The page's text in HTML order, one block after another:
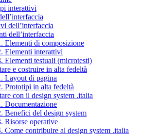
interattivi
dell’interfaccia
dell’interfaccia
Elementi di composizione
Elementi interattivi
Elementi testuali (microtesti)
e costruire in alta fedeltà
Layout di pagina
Prototipi in alta fedeltà
con il design system .italia
Documentazione
Benefici del design system
Risorse operative
Come contribuire al design system .italia